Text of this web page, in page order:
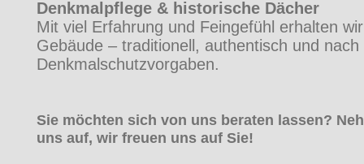
Denkmalpflege & historische Dächer
Mit viel Erfahrung und Feingefühl erhalten
Gebäude – traditionell, authentisch und nach
Denkmalschutzvorgaben.
Sie möchten sich von uns beraten lassen?
uns auf, wir freuen uns auf Sie!